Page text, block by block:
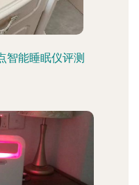
智能睡眠仪评测